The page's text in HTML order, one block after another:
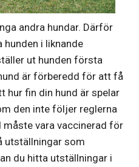
andra hundar. Därför
hunden i liknande
ut hunden första
är förberedd för att få
hur fin din hund är spelar
den inte följer reglerna
vara vaccinerad för
utställningar som
du hitta utställningar i